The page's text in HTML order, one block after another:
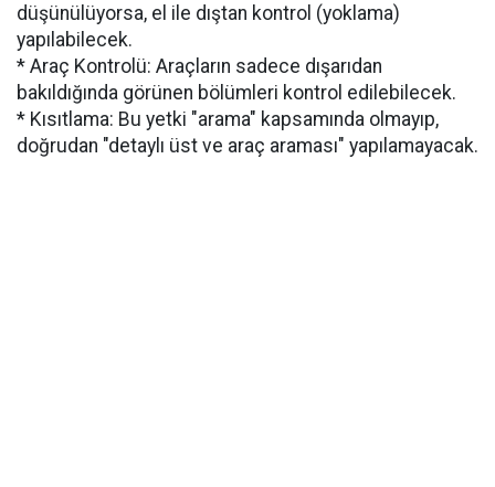
düşünülüyorsa, el ile dıştan kontrol (yoklama)
yapılabilecek.
* Araç Kontrolü: Araçların sadece dışarıdan
bakıldığında görünen bölümleri kontrol edilebilecek.
* Kısıtlama: Bu yetki "arama" kapsamında olmayıp,
doğrudan "detaylı üst ve araç araması" yapılamayacak.